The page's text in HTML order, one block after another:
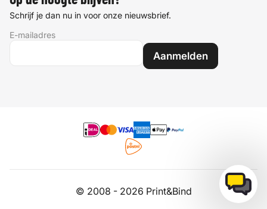
Schrijf je dan nu in voor onze nieuwsbrief.
E-mailadres
Aanmelden
© 2008 - 2026 Print&Bind